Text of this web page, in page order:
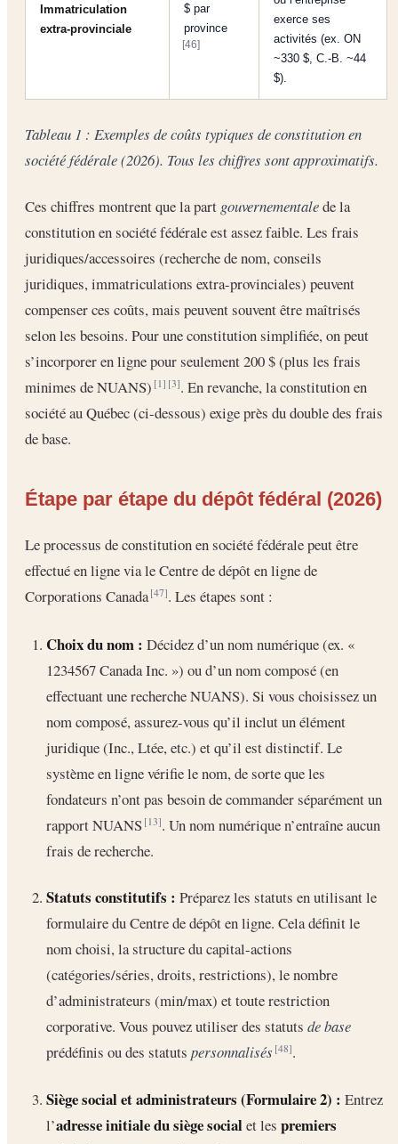
Immatriculation
extra-provinciale
$ par
province
[46]
exerce ses
activités (ex. ON
~330 $, C.-B. ~44
$).
Tableau 1 : Exemples de coûts typiques de constitution en
société fédérale (2026). Tous les chiffres sont approximatifs.
Ces chiffres montrent que la part gouvernementalede la
constitution en société fédérale est assez faible. Les frais
juridiques/accessoires (recherche de nom, conseils
juridiques, immatriculations extra-provinciales) peuvent
compenser ces coûts, mais peuvent souvent être maîtrisés
selon les besoins. Pour une constitution simplifiée, on peut
s’incorporer en ligne pour seulement 200 $ (plus les frais
minimes de NUANS)[1] [3]. En revanche, la constitution en
société au Québec (ci-dessous) exige près du double des frais
de base.
Étape par étape du dépôt fédéral (2026)
Le processus de constitution en société fédérale peut être
effectué en ligne via le Centre de dépôt en ligne de
Corporations Canada[47]. Les étapes sont :
Choix du nom : Décidez d’un nom numérique (ex. «
1234567 Canada Inc. ») ou d’un nom composé (en
effectuant une recherche NUANS). Si vous choisissez un
nom composé, assurez-vous qu’il inclut un élément
juridique (Inc., Ltée, etc.) et qu’il est distinctif. Le
système en ligne vérifie le nom, de sorte que les
fondateurs n’ont pas besoin de commander séparément un
rapport NUANS[13]. Un nom numérique n’entraîne aucun
frais de recherche.
Statuts constitutifs : Préparez les statuts en utilisant le
formulaire du Centre de dépôt en ligne. Cela définit le
nom choisi, la structure du capital-actions
(catégories/séries, droits, restrictions), le nombre
d’administrateurs (min/max) et toute restriction
corporative. Vous pouvez utiliser des statuts de base
prédéfinis ou des statuts personnalisés [48].
Siège social et administrateurs (Formulaire 2) : Entrez
l’adresse initiale du siège socialet les premiers